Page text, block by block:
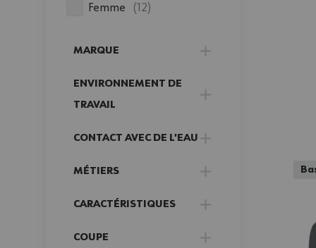
Femme (12produits disponibles
)
MARQUE
ENVIRONNEMENT DE
TRAVAIL
CONTACT AVEC DE L'EAU
MÉTIERS
CARACTÉRISTIQUES
COUPE